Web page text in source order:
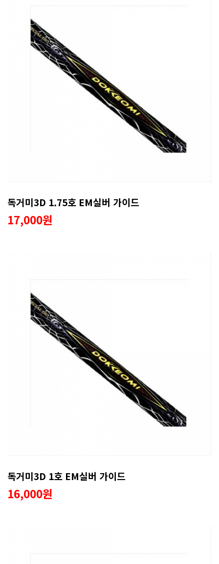
독거미3D 1.75호 EM실버 가이드
17,000원
독거미3D 1호 EM실버 가이드
16,000원